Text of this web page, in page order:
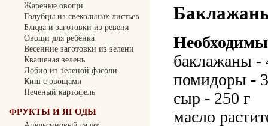
Жареные овощи
Голубцы из свекольных листьев
Блюда и заготовки из ревеня
Овощи для ребёнка
Весенние заготовки из зелени
Квашеная зелень
Лобио из зеленой фасоли
Киш с овощами
Печеный картофель
ФРУКТЫ И ЯГОДЫ
баклажаны -
помидоры -
сыр - 250 г
масло